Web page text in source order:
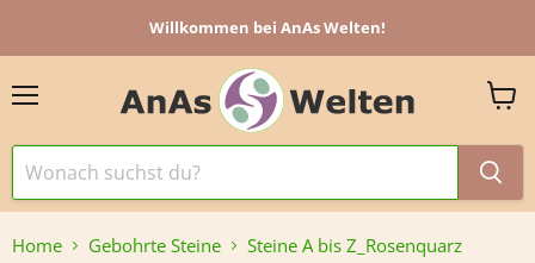
Willkommen bei AnAs Welten!
Home Gebohrte Steine Steine A bis Z_Rosenquarz